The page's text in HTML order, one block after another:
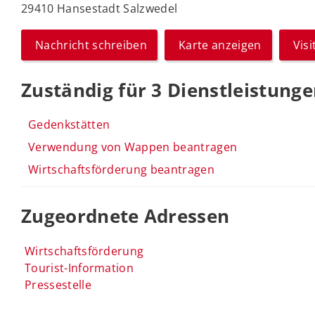
29410 Hansestadt Salzwedel
Nachricht schreiben Karte anzeigen
Zuständig für 3
Gedenkstätten
Verwendung von Wappen beantragen
Wirtschaftsförderung beantragen
Zugeordnete Adressen
Wirtschaftsförderung
Tourist-Information
Pressestelle